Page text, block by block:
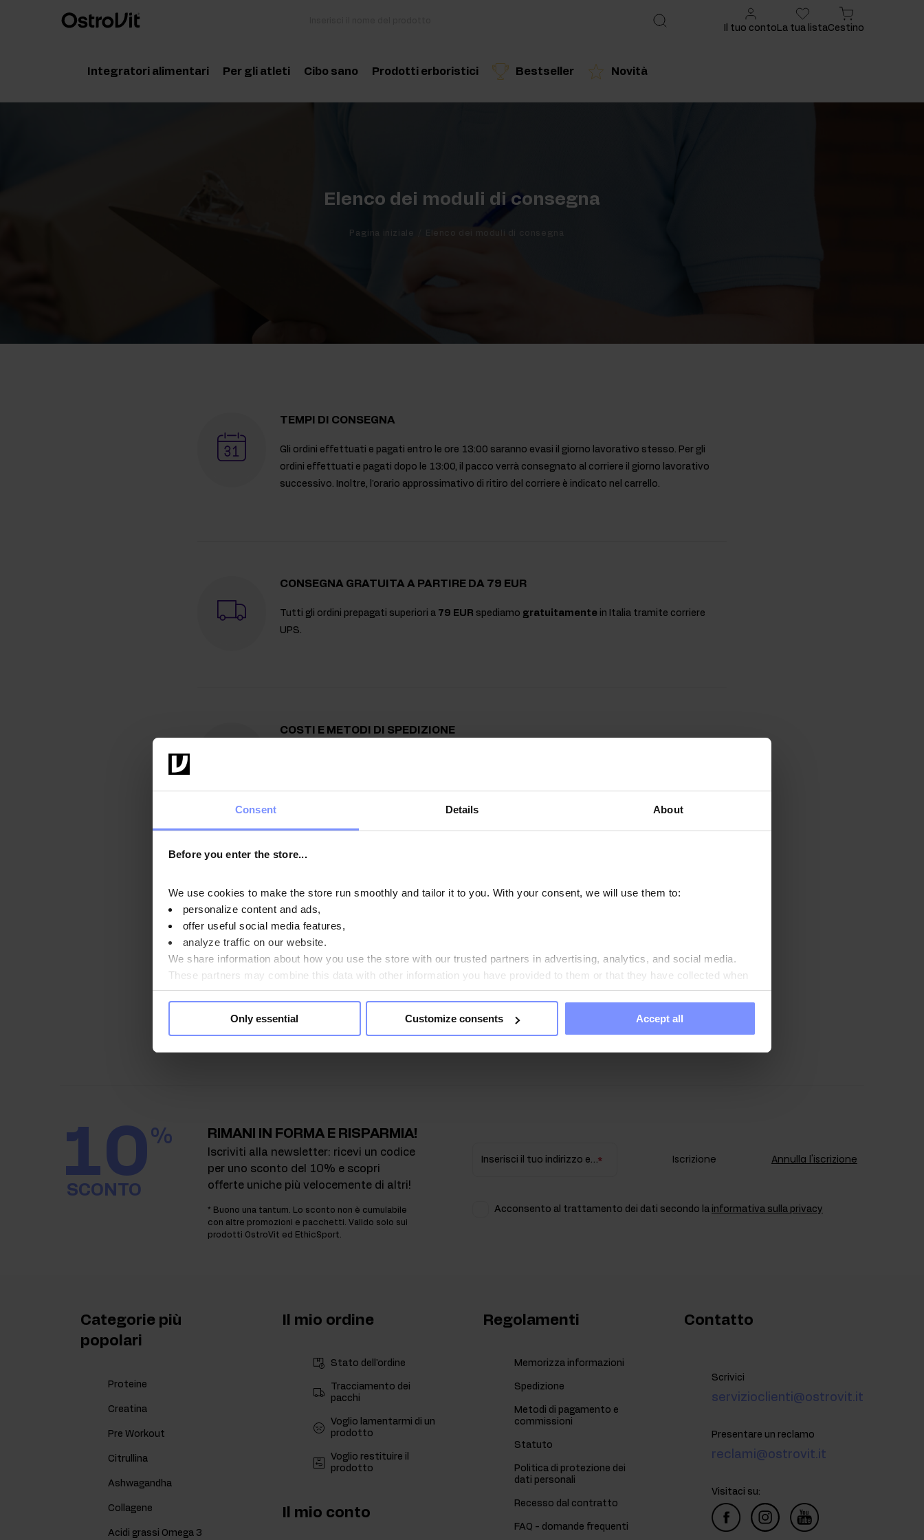
Consent Details About
Before you enter the store...
We use cookies to make the store run smoothly and tailor it to you. With your consent, we will use them to:
personalize content and ads,
offer useful social media features,
analyze traffic on our website.
We share information about how you use the store with our trusted partners in advertising, analytics, and social media.
These partners may combine this data with other information you have provided to them or that they have collected when
you use their services. Do you agree?
Only essential Customize consents Accept all
Integratori alimentari Per gli atleti Cibo sano
Bevande
Per vegani
Prodotti erboristici Bestseller Novità
Il tuo conto La tua listaCestino
Elenco dei moduli di consegna
Pagina iniziale
TEMPI DI CONSEGNA
Gli ordini effettuati e pagati entro le ore 13:00 saranno evasi il giorno lavorativo stesso. Per gli
ordini effettuati e pagati dopo le 13:00, il pacco verrà consegnato al corriere il giorno lavorativo
successivo. Inoltre, l'orario approssimativo di ritiro del corriere è indicato nel carrello.
CONSEGNA GRATUITA A PARTIRE DA 79 EUR
Tutti gli ordini prepagati superiori a 79 EUR spediamo gratuitamente in Italia tramite corriere
UPS.
COSTI E METODI DI SPEDIZIONE
NOTE!L'indicazione di un indirizzo di spedizione errato o incompleto può comportare la
restituzione del pacco al mittente. In questo caso, al cliente verranno addebitate ulteriori spese di
qualsiasi ordine effettuato con dati non corretti.
Fornitore
10%
SCONTO
RIMANI IN FORMA E RISPARMIA!
Iscriviti alla newsletter: ricevi un codice
per uno sconto del 10% e scopri
offerte uniche più velocemente di altri!
* Buono una tantum. Lo sconto non è cumulabile
con altre promozioni e pacchetti. Valido solo sui
prodotti OstroVit ed EthicSport.
Inserisci il tuo indirizzo email Iscrizione Annulla l'iscrizione
Acconsento al trattamento dei dati secondo la informativa sulla privacy
Categorie più
popolari
Proteine
Creatina
Pre Workout
Citrullina
Ashwagandha
Collagene
Acidi grassi Omega 3
Il mio ordine
Stato dell'ordine
Tracciamento dei
pacchi
Voglio lamentarmi di un
prodotto
Voglio restituire il
prodotto
Il mio conto
Regolamenti
Memorizza informazioni
Spedizione
Metodi di pagamento e
commissioni
Statuto
Politica di protezione dei
dati personali
Recesso dal contratto
FAQ - domande frequenti
Contatto
Scrivici
servizioclienti@ostrovit.it
Presentare un reclamo
reclami@ostrovit.it
Visitaci su: